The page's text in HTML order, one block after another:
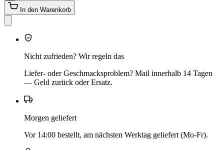
In den Warenkorb
Nicht zufrieden? Wir regeln das
Liefer- oder Geschmacksproblem? Mail innerhalb 14 Tagen
— Geld zurück oder Ersatz.
Morgen geliefert
Vor 14:00 bestellt, am nächsten Werktag geliefert (Mo-Fr).